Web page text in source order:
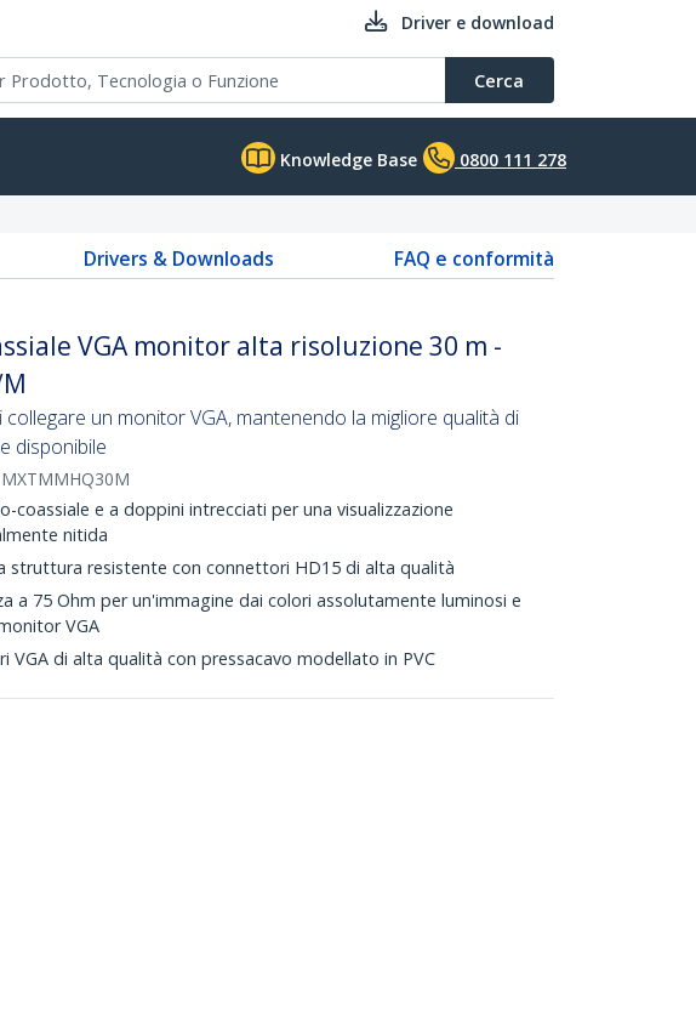
Driver e download
Cerca
Knowledge Base 0800 111 278
Drivers & Downloads
FAQ e conformità
VGA monitor alta risoluzione 30 m -
collegare un monitor VGA, mantenendo la migliore qualità di
disponibile
MXTMMHQ30M
coassiale e a doppini intrecciati per una visualizzazione
nitida
struttura resistente con connettori HD15 di alta qualità
a 75 Ohm per un'immagine dai colori assolutamente luminosi e
VGA
VGA di alta qualità con pressacavo modellato in PVC